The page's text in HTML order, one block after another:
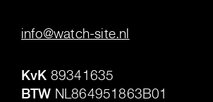
info@watch-site.nl
KvK 89341635
BTW NL864951863B01